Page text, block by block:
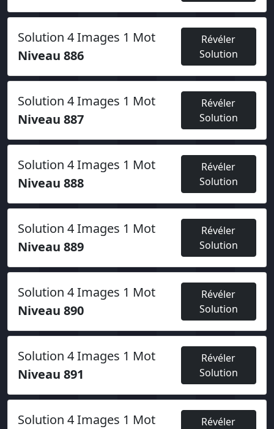
Solution 4 Images 1 Mot
Niveau 886
Révéler
Solution
Solution 4 Images 1 Mot
Niveau 887
Révéler
Solution
Solution 4 Images 1 Mot
Niveau 888
Révéler
Solution
Solution 4 Images 1 Mot
Niveau 889
Révéler
Solution
Solution 4 Images 1 Mot
Niveau 890
Révéler
Solution
Solution 4 Images 1 Mot
Niveau 891
Révéler
Solution
Solution 4 Images 1 Mot
Révéler